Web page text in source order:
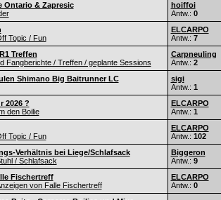
Ontario & Zapresic
hoiffoi
Antw.: 0
Topic / Fun
ELCARPO
Antw.: 7
Treffen
Fangberichte / Treffen / geplante Sessions
Carpneuling
Antw.: 2
Shimano Big Baitrunner LC
sigi
Antw.: 1
2026 ?
den Boilie
ELCARPO
Antw.: 1
Topic / Fun
ELCARPO
Antw.: 102
Verhältnis bei Liege/Schlafsack
/ Schlafsack
Biggeron
Antw.: 9
Fischertreff
von Falle Fischertreff
ELCARPO
Antw.: 0